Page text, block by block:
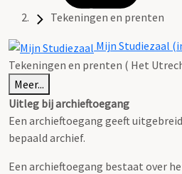
Tekeningen en prenten
Mijn Studiezaal
Tekeningen en prenten ( Het
Meer...
Uitleg bij archieftoegang
Een archieftoegang geeft
bepaald archief.
Een archieftoegang bestaat over